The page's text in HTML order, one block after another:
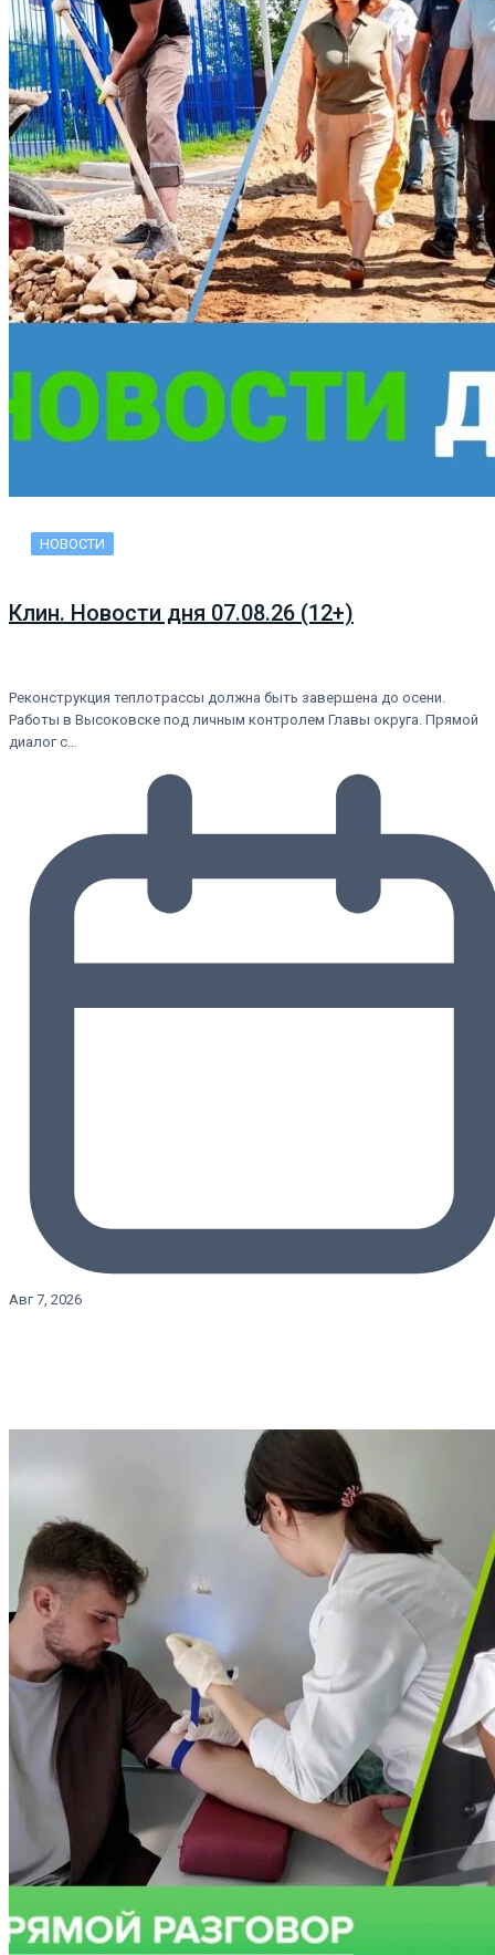
НОВОСТИ
Клин. Новости дня 07.08.26 (12+)
Реконструкция теплотрассы должна быть завершена до осени.
Работы в Высоковске под личным контролем Главы округа. Прямой
диалог с…
Авг 7, 2026